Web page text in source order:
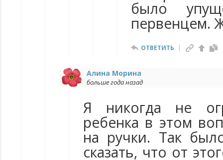
было
первенцем.
ОТВЕТИТЬ
Алина Морина
больше года назад
Я никогда не
ребенка в этом
на ручки. Так
сказать, что от